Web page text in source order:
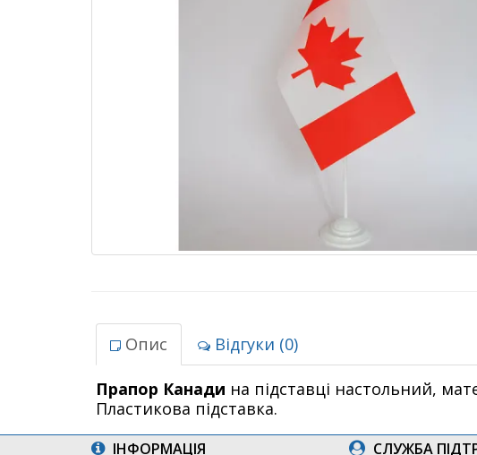
Опис Відгуки (0)
Прапор Канади на підставці настольний,
Пластикова підставка.
ІНФОРМАЦІЯ СЛУЖБА